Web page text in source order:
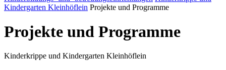
Kindergarten Kleinhöflein Projekte und Programme
Projekte und Programme
Kinderkrippe und Kindergarten Kleinhöflein